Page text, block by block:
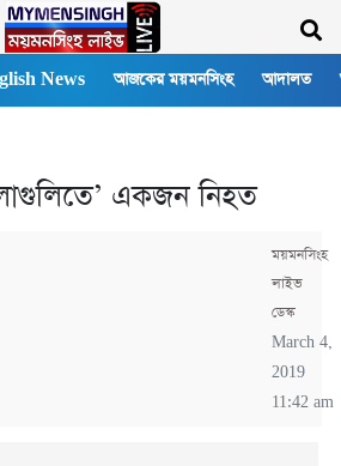
News আজকের ময়মনসিংহ আদালত
একজন নিহত
ময়মনসিংহ
লাইভ
ডেস্ক
March 4,
2019
11:42 am